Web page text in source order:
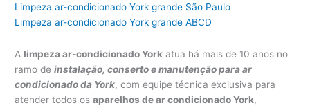
Limpeza ar-condicionado York grande São Paulo
Limpeza ar-condicionado York grande ABCD
A limpeza ar-condicionado York atua há mais de 10 anos no
ramo deinstalação, conserto e manutenção para ar
condicionado da York, com equipe técnica exclusiva para
atender todos osaparelhos de ar condicionado York,